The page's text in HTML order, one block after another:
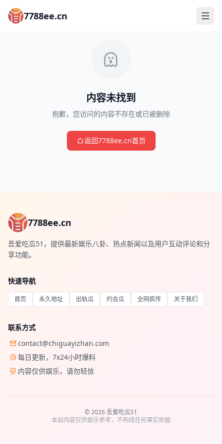
7788ee.cn
内容未找到
抱歉，您访问的内容不存在或已被删除
返回7788ee.cn首页
7788ee.cn
吾爱吃瓜51，提供最新娱乐八卦、热点新闻以及用户互动评论和分
享功能。
快速导航
首页 永久地址 出轨瓜 约会瓜 全网疯传 关于我们
联系方式
contact@chiguayizhan.com
每日更新，7x24小时爆料
内容仅供娱乐，请勿轻信
© 2026 吾爱吃瓜51
本站内容仅供娱乐参考，不构成任何事实依据